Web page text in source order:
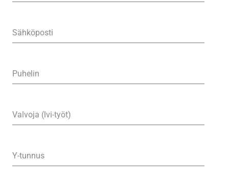
Sähköposti
Puhelin
Valvoja (lvi-työt)
Y-tunnus